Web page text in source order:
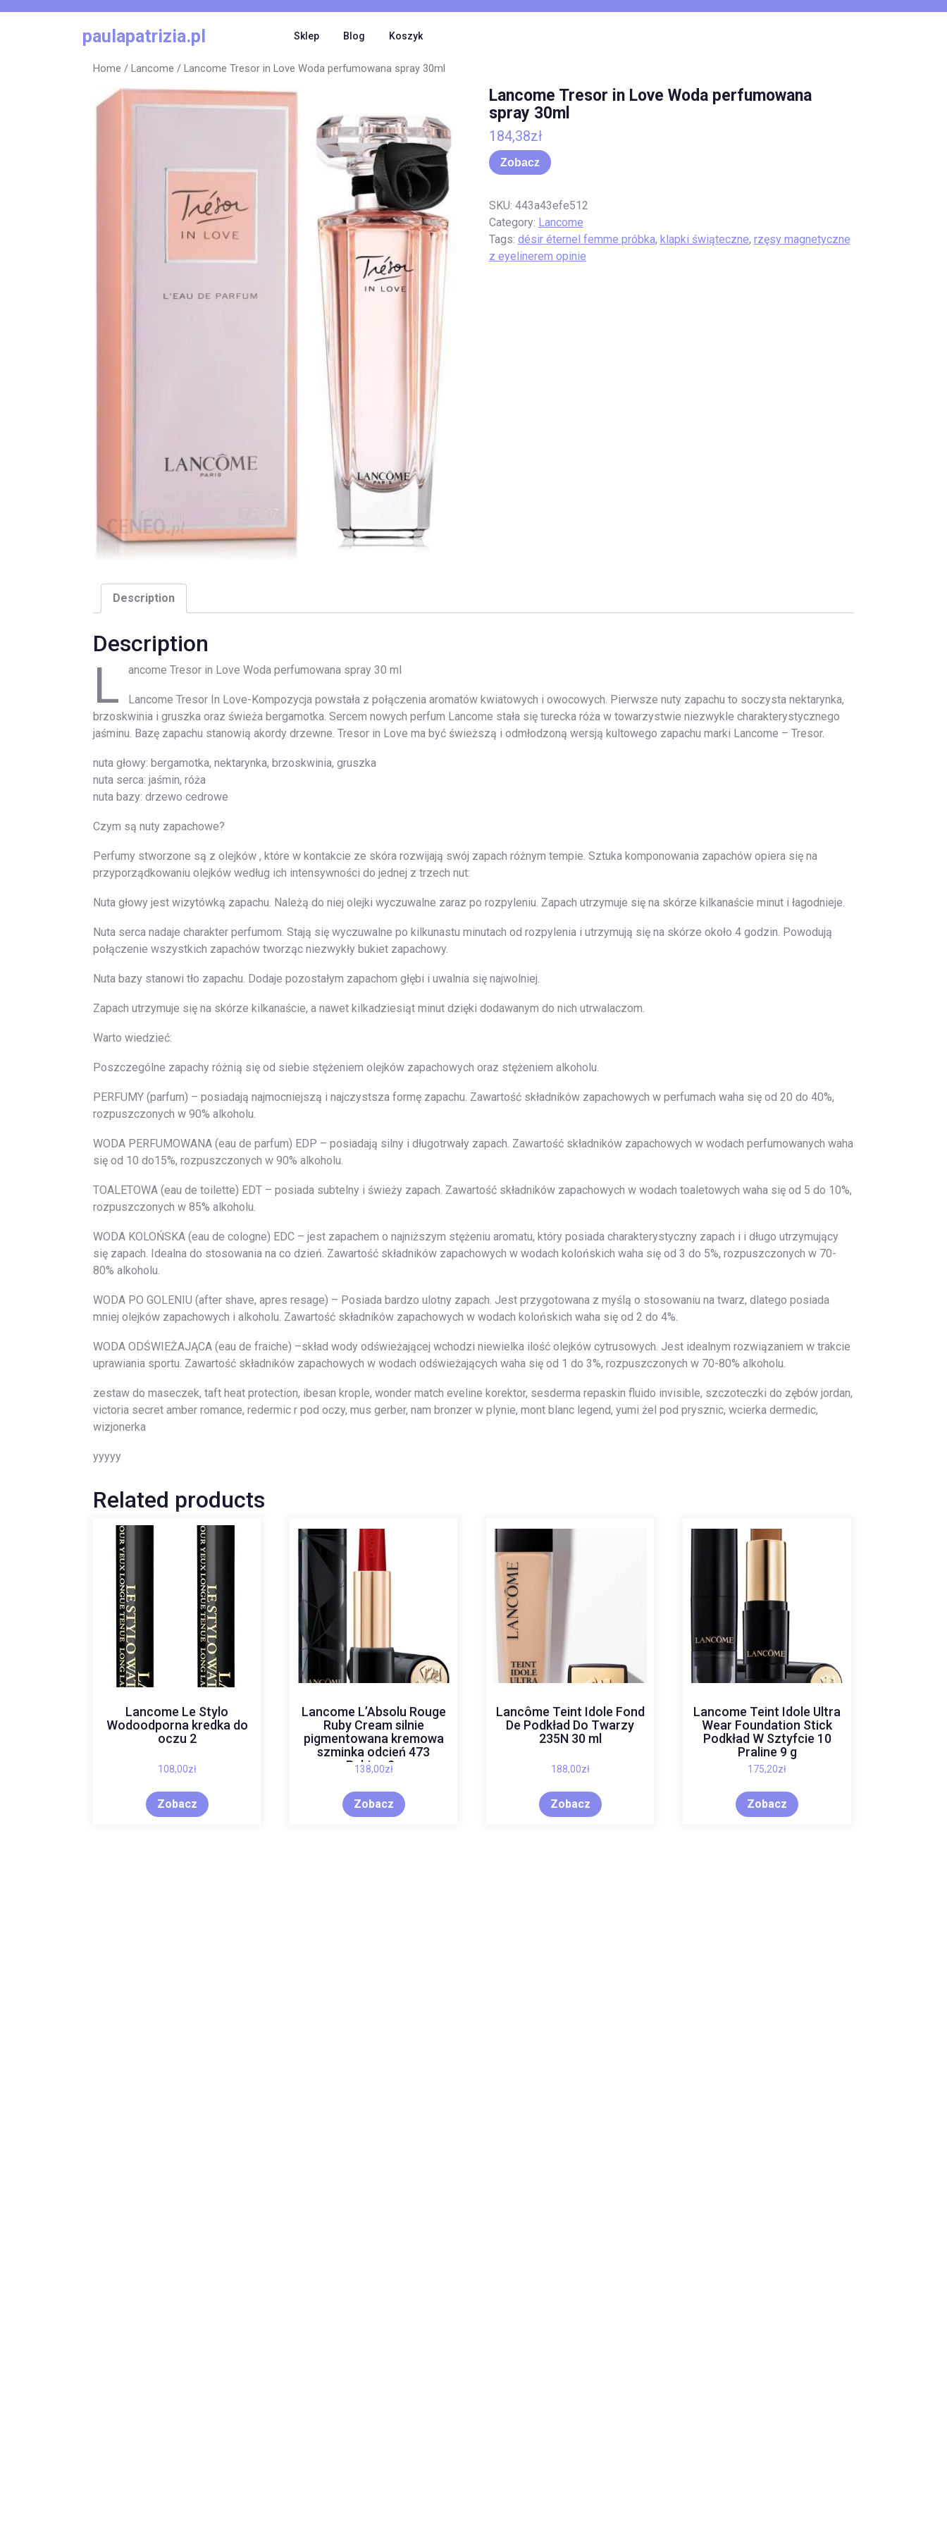
paulapatrizia.pl Sklep Blog Koszyk
Home / Lancome / Lancome Tresor in Love Woda perfumowana spray 30ml
Lancome Tresor in Love Woda perfumowana
spray 30ml
184,38zł
Zobacz
SKU: 443a43efe512
Category: Lancome
Tags: désir éternel femme próbka, klapki świąteczne, rzęsy magnetyczne
z eyelinerem opinie
Description
Description
L ancome Tresor in Love Woda perfumowana spray 30 ml
Lancome Tresor In Love-Kompozycja powstała z połączenia aromatów kwiatowych i owocowych. Pierwsze nuty zapachu to soczysta nektarynka,
brzoskwinia i gruszka oraz świeża bergamotka. Sercem nowych perfum Lancome stała się turecka róża w towarzystwie niezwykle charakterystycznego
jaśminu. Bazę zapachu stanowią akordy drzewne. Tresor in Love ma być świeższą i odmłodzoną wersją kultowego zapachu marki Lancome – Tresor.
nuta głowy: bergamotka, nektarynka, brzoskwinia, gruszka
nuta serca: jaśmin, róża
nuta bazy: drzewo cedrowe
Czym są nuty zapachowe?
Perfumy stworzone są z olejków , które w kontakcie ze skóra rozwijają swój zapach różnym tempie. Sztuka komponowania zapachów opiera się na
przyporządkowaniu olejków według ich intensywności do jednej z trzech nut:
Nuta głowy jest wizytówką zapachu. Należą do niej olejki wyczuwalne zaraz po rozpyleniu. Zapach utrzymuje się na skórze kilkanaście minut i łagodnieje.
Nuta serca nadaje charakter perfumom. Stają się wyczuwalne po kilkunastu minutach od rozpylenia i utrzymują się na skórze około 4 godzin. Powodują
połączenie wszystkich zapachów tworząc niezwykły bukiet zapachowy.
Nuta bazy stanowi tło zapachu. Dodaje pozostałym zapachom głębi i uwalnia się najwolniej.
Zapach utrzymuje się na skórze kilkanaście, a nawet kilkadziesiąt minut dzięki dodawanym do nich utrwalaczom.
Warto wiedzieć:
Poszczególne zapachy różnią się od siebie stężeniem olejków zapachowych oraz stężeniem alkoholu.
PERFUMY (parfum) – posiadają najmocniejszą i najczystsza formę zapachu. Zawartość składników zapachowych w perfumach waha się od 20 do 40%,
rozpuszczonych w 90% alkoholu.
WODA PERFUMOWANA (eau de parfum) EDP – posiadają silny i długotrwały zapach. Zawartość składników zapachowych w wodach perfumowanych waha
się od 10 do15%, rozpuszczonych w 90% alkoholu.
TOALETOWA (eau de toilette) EDT – posiada subtelny i świeży zapach. Zawartość składników zapachowych w wodach toaletowych waha się od 5 do 10%,
rozpuszczonych w 85% alkoholu.
WODA KOLOŃSKA (eau de cologne) EDC – jest zapachem o najniższym stężeniu aromatu, który posiada charakterystyczny zapach i i długo utrzymujący
się zapach. Idealna do stosowania na co dzień. Zawartość składników zapachowych w wodach kolońskich waha się od 3 do 5%, rozpuszczonych w 70-
80% alkoholu.
WODA PO GOLENIU (after shave, apres resage) – Posiada bardzo ulotny zapach. Jest przygotowana z myślą o stosowaniu na twarz, dlatego posiada
mniej olejków zapachowych i alkoholu. Zawartość składników zapachowych w wodach kolońskich waha się od 2 do 4%.
WODA ODŚWIEŻAJĄCA (eau de fraiche) –skład wody odświeżającej wchodzi niewielka ilość olejków cytrusowych. Jest idealnym rozwiązaniem w trakcie
uprawiania sportu. Zawartość składników zapachowych w wodach odświeżających waha się od 1 do 3%, rozpuszczonych w 70-80% alkoholu.
zestaw do maseczek, taft heat protection, ibesan krople, wonder match eveline korektor, sesderma repaskin fluido invisible, szczoteczki do zębów jordan,
victoria secret amber romance, redermic r pod oczy, mus gerber, nam bronzer w plynie, mont blanc legend, yumi żel pod prysznic, wcierka dermedic,
wizjonerka
yyyyy
Related products
Lancome Le Stylo
Wodoodporna kredka do
oczu 2
108,00zł
Zobacz
Lancome L’Absolu Rouge
Ruby Cream silnie
pigmentowana kremowa
szminka odcień 473
Rubiez 3g
138,00zł
Zobacz
Lancôme Teint Idole Fond
De Podkład Do Twarzy
235N 30 ml
188,00zł
Zobacz
Lancome Teint Idole Ultra
Wear Foundation Stick
Podkład W Sztyfcie 10
Praline 9 g
175,20zł
Zobacz